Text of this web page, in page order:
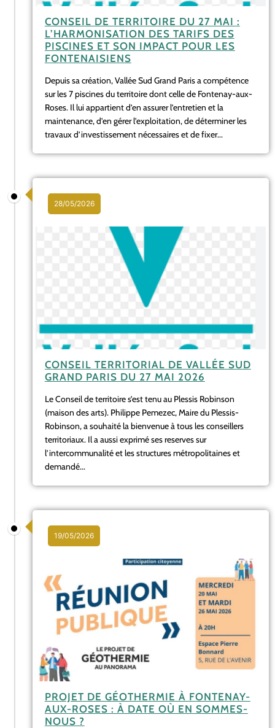
CONSEIL DE TERRITOIRE DU 27 MAI :
L’HARMONISATION DES TARIFS DES
PISCINES ET SON IMPACT POUR LES
FONTENAISIENS
Depuis sa création, Vallée Sud Grand Paris a compétence
sur les 7 piscines du territoire dont celle de Fontenay-aux-
Roses. Il lui appartient d’en assurer l’entretien et la
maintenance, d’en gérer l’exploitation, de déterminer les
travaux d’investissement nécessaires et de fixer...
28/05/2026
CONSEIL TERRITORIAL DE VALLÉE SUD
GRAND PARIS DU 27 MAI 2026
Le Conseil de territoire s’est tenu au Plessis Robinson
(maison des arts). Philippe Pemezec, Maire du Plessis-
Robinson, a souhaité la bienvenue à tous les conseillers
territoriaux. Il a aussi exprimé ses reserves sur
l’intercommunalité et les structures métropolitaines et
demandé...
19/05/2026
PROJET DE GÉOTHERMIE À FONTENAY-
AUX-ROSES : À DATE OÙ EN SOMMES-
NOUS ?